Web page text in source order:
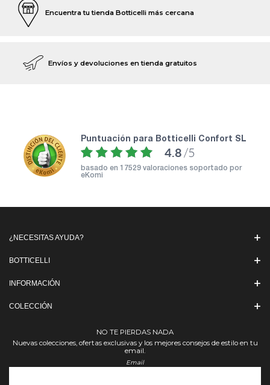
Encuentra tu tienda Botticelli más cercana
Envíos y devoluciones en tienda gratuitos
puntuación para Botticelli Confort SL
4.8 /5
basado en 17529 valoraciones soportado por
eKomi
¿NECESITAS AYUDA?
BOTTICELLI
INFORMACIÓN
COLECCIÓN
NO TE PIERDAS NADA
Nuevas colecciones, ofertas exclusivas y los mejores consejos de estilo en tu
email.
Email